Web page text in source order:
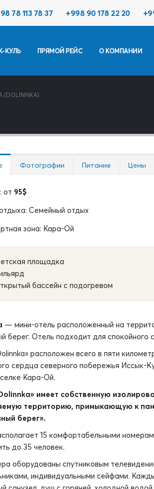
78 113 78 37 +998 90 178 22 20
КУЛЬ ПРЯМОЙ РЕЙС О КОМПАНИИ
Фотографии Питание Цены
от 95$
Семейный отдых
зона: Кара-Ой
площадка
бассейн с подогревом
— мини-отель расположенный на
берег. Отель подходит для спокойного
расположен всего в пяти
сердца северного побережья Иссык-
Кара-Ой.
имеет собственную
территорию, примыкающую к
берег».
15 комфортабельными
до 35 человек.
оборудованы спутниковым
индивидуальными сейфами.